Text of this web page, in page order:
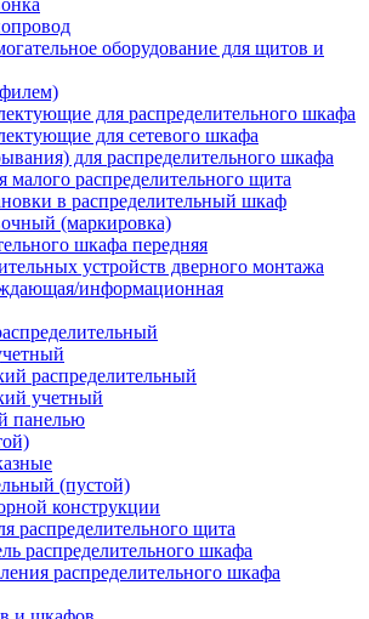
оборудование для щитов и
для распределительного шкафа
для сетевого шкафа
для распределительного шкафа
распределительного щита
в распределительный шкаф
(маркировка)
шкафа передняя
устройств дверного монтажа
информационная
распределительный
учетный
панелью
(пустой)
конструкции
распределительного щита
распределительного шкафа
распределительного шкафа